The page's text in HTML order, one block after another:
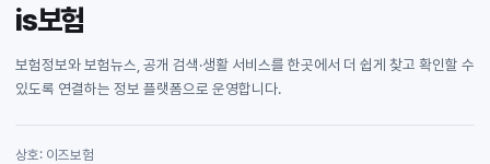
is보험
보험정보와 보험뉴스, 공개 검색·생활 서비스를 한곳에서 더 쉽게 찾고 확인할 수
있도록 연결하는 정보 플랫폼으로 운영합니다.
상호: 이즈보험